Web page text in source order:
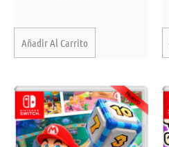
Añadir Al Carrito